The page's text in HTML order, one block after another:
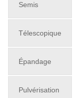
Semis
Télescopique
Épandage
Pulvérisation